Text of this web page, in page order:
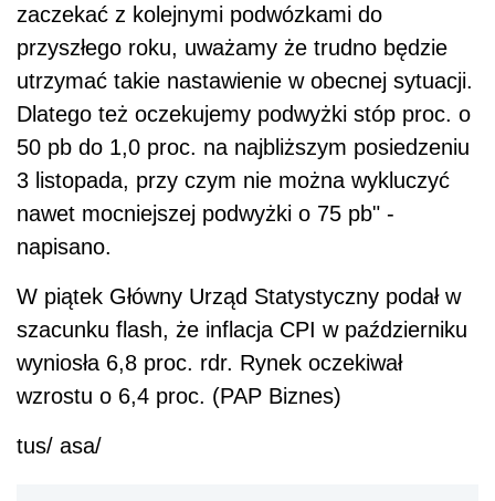
zaczekać z kolejnymi podwózkami do
przyszłego roku, uważamy że trudno będzie
utrzymać takie nastawienie w obecnej sytuacji.
Dlatego też oczekujemy podwyżki stóp proc. o
50 pb do 1,0 proc. na najbliższym posiedzeniu
3 listopada, przy czym nie można wykluczyć
nawet mocniejszej podwyżki o 75 pb" -
napisano.
W piątek Główny Urząd Statystyczny podał w
szacunku flash, że inflacja CPI w październiku
wyniosła 6,8 proc. rdr. Rynek oczekiwał
wzrostu o 6,4 proc. (PAP Biznes)
tus/ asa/